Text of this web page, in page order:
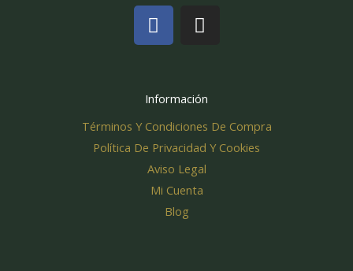
F
a
c
b
o
k
I
n
a
r
a
m
Información
Términos Y Condiciones De Compra
Política De Privacidad Y Cookies
Aviso Legal
Mi Cuenta
Blog